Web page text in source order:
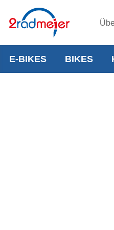
E-BIKES BIKES